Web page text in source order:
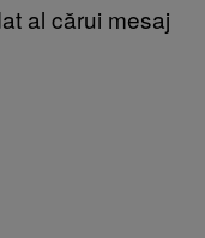
al cărui mesaj